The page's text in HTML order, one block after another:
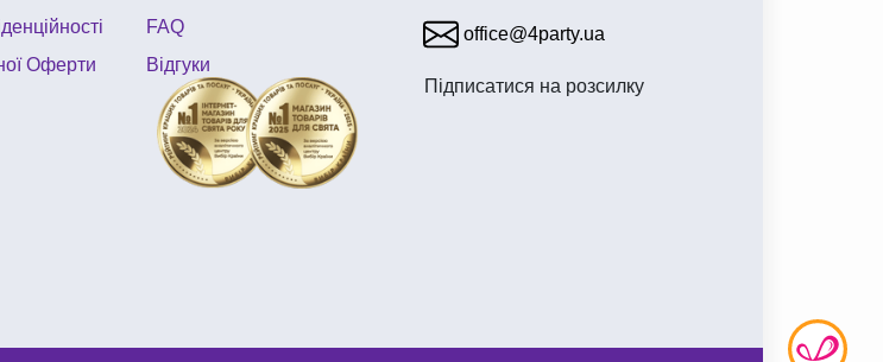
Оферти
FAQ
Відгуки
office@4party.ua
Підписатися на розсилку